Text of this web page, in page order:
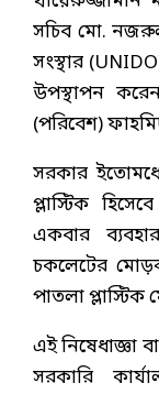
সচিব মো.
সংস্থার
উপস্থাপন
(পরিবেশ)
সরকার
প্লাস্টিক
একবার
চকলেটের
পাতলা
এই নিষেধাজ্ঞা
সরকারি